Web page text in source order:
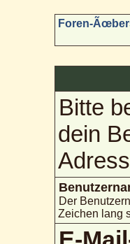
Foren-
Bitte
dein
Der
Zeichen lang